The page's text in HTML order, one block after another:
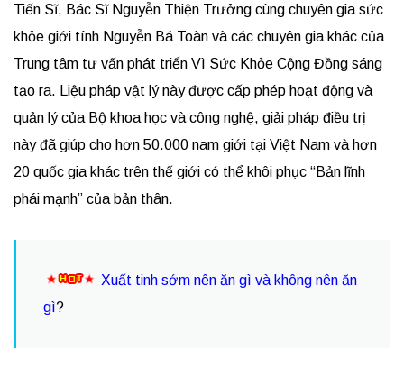
Tiến Sĩ, Bác Sĩ Nguyễn Thiện Trưởng cùng chuyên gia sức
khỏe giới tính Nguyễn Bá Toàn và các chuyên gia khác của
Trung tâm tư vấn phát triển Vì Sức Khỏe Cộng Đồng sáng
tạo ra. Liệu pháp vật lý này được cấp phép hoạt động và
quản lý của Bộ khoa học và công nghệ, giải pháp điều trị
này đã giúp cho hơn 50.000 nam giới tại Việt Nam và hơn
20 quốc gia khác trên thế giới có thể khôi phục “Bản lĩnh
phái mạnh” của bản thân.
Xuất tinh sớm nên ăn gì và không nên ăn
gì?